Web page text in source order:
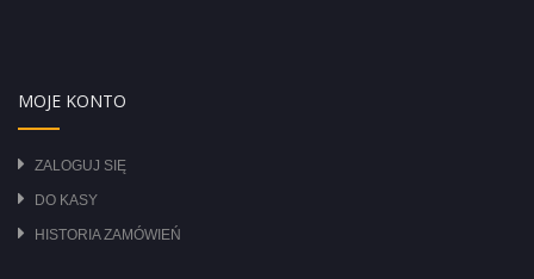
MOJE KONTO
ZALOGUJ SIĘ
DO KASY
HISTORIA ZAMÓWIEŃ